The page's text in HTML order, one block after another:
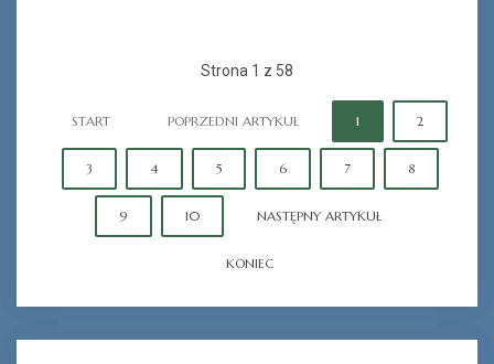
Strona 1 z 58
START POPRZEDNI ARTYKUŁ 1 2
3 4 5 6 7 8
9 10 NASTĘPNY ARTYKUŁ
KONIEC